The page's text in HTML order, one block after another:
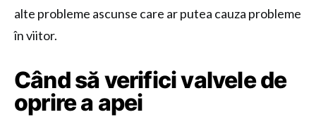
alte probleme ascunse care ar putea cauza probleme
în viitor.
Când să verifici valvele de
oprire a apei